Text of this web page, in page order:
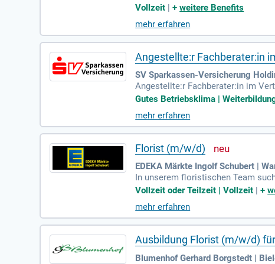
ere vielfältige Blumen und
Vollzeit |+weitere Benefits
mehr erfahren
Angestellte:r Fachberater:in
SV Sparkassen-Versicherung
Angestellte:r Fachberater:in im
eit nicht nur interessant und
Gutes Betriebsklima |
mehr erfahren
Florist (m/w/d)
EDEKA Märkte Ingolf Schubert |
In unserem floristischen Team
Kunden mit Begeisterung und
u die nötigen Kenntnisse mit.
denorientierung und einen
Vollzeit oder Teilzeit | Vollzeit |+
mehr erfahren
Ausbildung Florist (m/w/d)
Blumenhof Gerhard Borgstedt |